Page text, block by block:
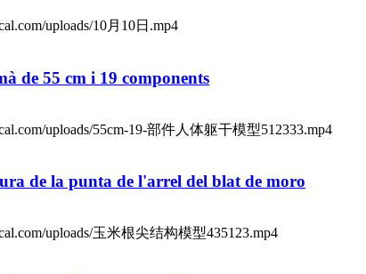
uploads/10月10日.mp4
de 55 cm i 19 components
uploads/55cm-19-部件人体躯干模型512333.mp4
de la punta de l'arrel del blat de moro
uploads/玉米根尖结构模型435123.mp4